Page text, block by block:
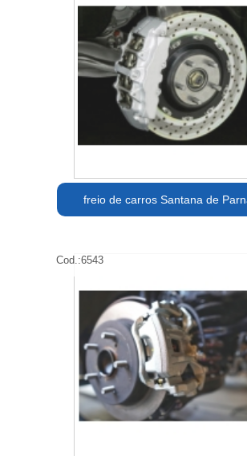
freio de carros Santana de
Cod.:6543